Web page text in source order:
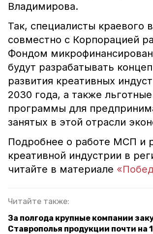
Владимирова.
Так, специалисты краевого
совместно с Корпорацией
Фондом
будут разрабатывать
развития креативных
2030 года, а также льготные
программы для
занятых в этой отрасли
Подробнее о работе МСП и
креативной индустрии в
читайте в материале
Читайте также:
За полгода крупные компании
Ставрополья продукции почти на